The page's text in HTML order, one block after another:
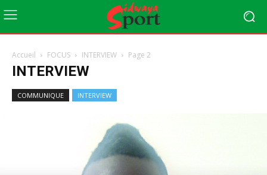
Accueil FOCUS INTERVIEW Page 2
INTERVIEW
COMMUNIQUE INTERVIEW